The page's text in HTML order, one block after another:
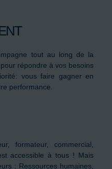
tout au long de la
répondre à vos besoins
vous faire gagner en
performance.
formateur, commercial,
accessible à tous ! Mais
: Ressources humaines,